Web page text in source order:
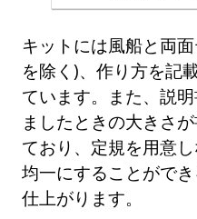
キットには風船と両
を除く)、作り方を記
ています。また、説
ましたときの大きさ
ており、定規を用意
均一にすることがで
仕上がります。